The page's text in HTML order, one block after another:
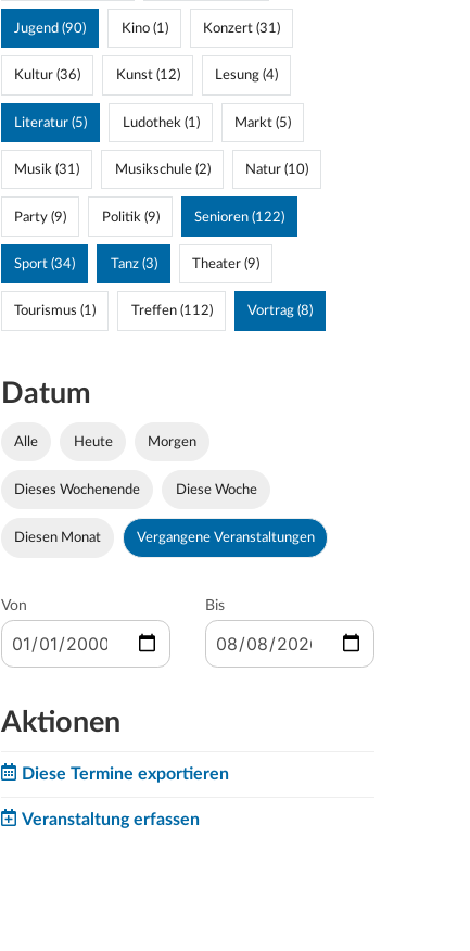
Jugend (90) Kino (1) Konzert (31)
Kultur (36) Kunst (12) Lesung (4)
Literatur (5) Ludothek (1) Markt (5)
Musik (31) Musikschule (2) Natur (10)
Party (9) Politik (9) Senioren (122)
Sport (34) Tanz (3) Theater (9)
Tourismus (1) Treffen (112) Vortrag (8)
Datum
Alle Heute Morgen
Dieses Wochenende Diese Woche
Diesen Monat Vergangene Veranstaltungen
Von Bis
Aktionen
Diese Termine exportieren
Veranstaltung erfassen